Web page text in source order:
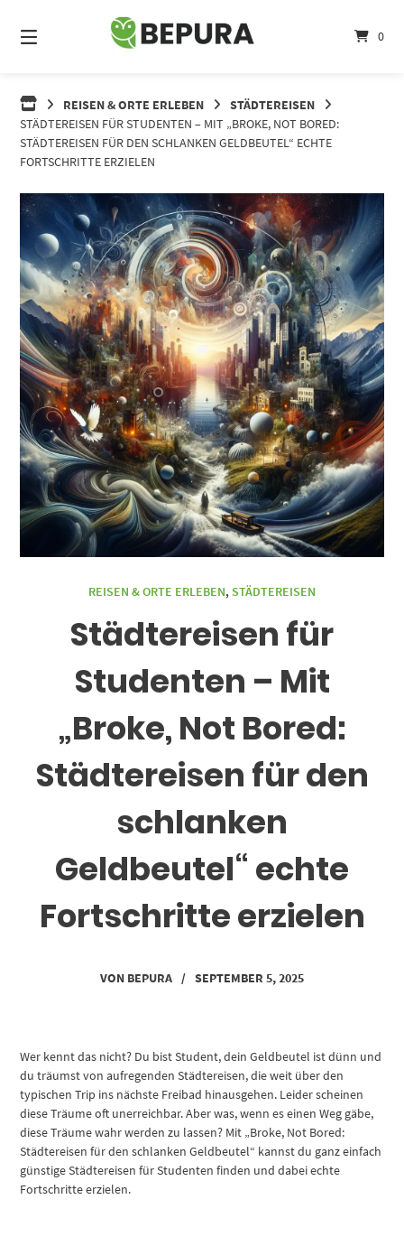
zum
Inhalt
0
REISEN & ORTE ERLEBEN
STÄDTEREISEN
STÄDTEREISEN FÜR STUDENTEN – MIT „BROKE, NOT BORED:
STÄDTEREISEN FÜR DEN SCHLANKEN GELDBEUTEL“ ECHTE
FORTSCHRITTE ERZIELEN
REISEN & ORTE ERLEBEN, STÄDTEREISEN
Städtereisen für
Studenten – Mit
„Broke, Not Bored:
Städtereisen für den
schlanken
Geldbeutel“ echte
Fortschritte erzielen
VON BEPURA / SEPTEMBER 5, 2025
Wer kennt das nicht? Du bist Student, dein Geldbeutel ist dünn und
du träumst von aufregenden Städtereisen, die weit über den
typischen Trip ins nächste Freibad hinausgehen. Leider scheinen
diese Träume oft unerreichbar. Aber was, wenn es einen Weg gäbe,
diese Träume wahr werden zu lassen? Mit „Broke, Not Bored:
Städtereisen für den schlanken Geldbeutel“ kannst du ganz einfach
günstige Städtereisen für Studenten finden und dabei echte
Fortschritte erzielen.